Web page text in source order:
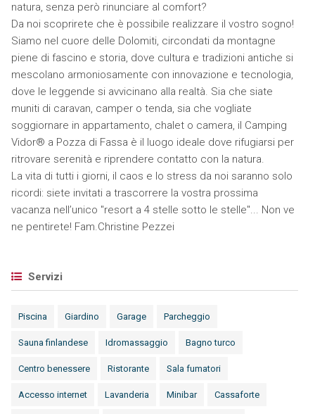
natura, senza però rinunciare al comfort?
Da noi scoprirete che è possibile realizzare il vostro sogno!
Siamo nel cuore delle Dolomiti, circondati da montagne
piene di fascino e storia, dove cultura e tradizioni antiche si
mescolano armoniosamente con innovazione e tecnologia,
dove le leggende si avvicinano alla realtà. Sia che siate
muniti di caravan, camper o tenda, sia che vogliate
soggiornare in appartamento, chalet o camera, il Camping
Vidor® a Pozza di Fassa è il luogo ideale dove rifugiarsi per
ritrovare serenità e riprendere contatto con la natura.
La vita di tutti i giorni, il caos e lo stress da noi saranno solo
ricordi: siete invitati a trascorrere la vostra prossima
vacanza nell’unico "resort a 4 stelle sotto le stelle"... Non ve
ne pentirete! Fam.Christine Pezzei
Servizi
Piscina Giardino Garage Parcheggio
Sauna finlandese Idromassaggio Bagno turco
Centro benessere Ristorante Sala fumatori
Accesso internet Lavanderia Minibar Cassaforte